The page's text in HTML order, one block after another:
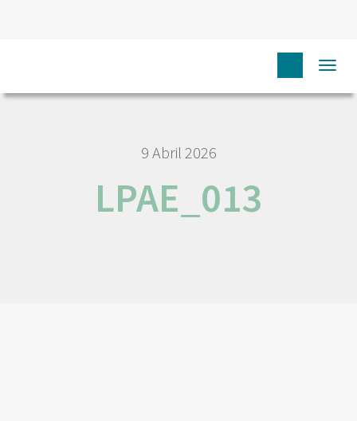
9 Abril 2026
LPAE_013